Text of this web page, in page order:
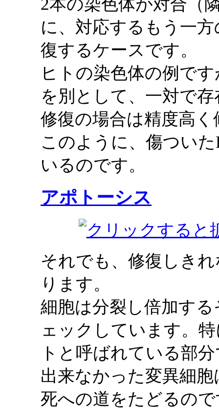
2本の染色体が対合（
に、対応するもう一
復するケースです。
ヒトの染色体の例で
を別として、一対で
修復の場合は精度高
このように、傷つい
いるのです。
アポトーシス
それでも、修復しき
ります。
細胞は分裂し倍加す
ェックしています。
トと呼ばれている部
出来なかった変異細
死への道をたどるの